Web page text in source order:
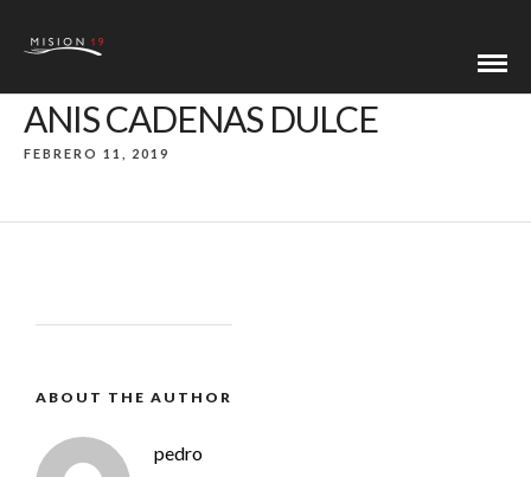
ANIS CADENAS DULCE
FEBRERO 11, 2019
ABOUT THE AUTHOR
pedro